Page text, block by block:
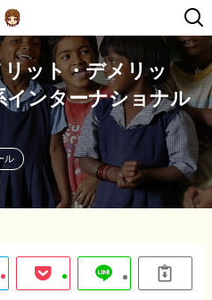
リット・デメリッ
インターナショナル
ル